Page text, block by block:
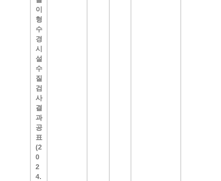
이
형
수
경
시
설
수
질
검
사
결
과
공
표
(2
0
2
4.